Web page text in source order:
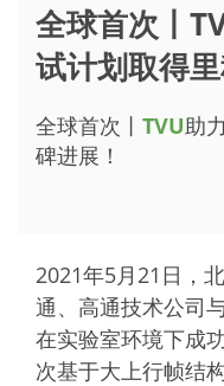
全球首次丨
试计划取得
全球首次丨 TVU助
碑进展！
2021年5月21日，
通、高通技术公司
在实验室环境下成
次基于大上行帧结